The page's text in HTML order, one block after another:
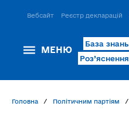
Вебсайт Реєстр декларацій
МЕНЮ
База знань
Роз’яснення
Головна Політичним партіям